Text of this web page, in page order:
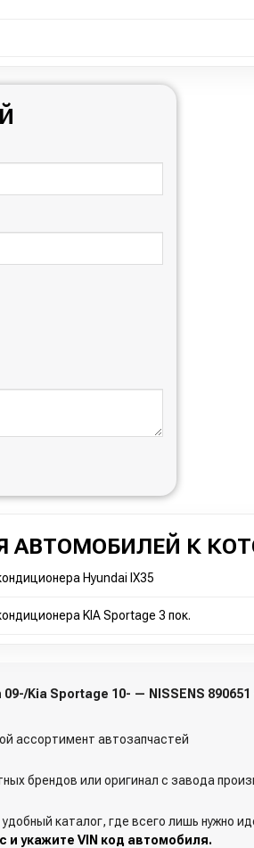
АВТОМОБИЛЕЙ К
Hyundai IX35
KIA Sportage 3 пок.
Kia Sportage 10- — NISSENS
ассортимент автозапчастей
брендов или оригинал с завода
каталог, где всего лишь нужно
и укажите VIN код автомобиля.